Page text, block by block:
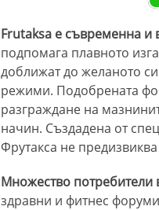
Frutaksa е съвременна и
подпомага плавното
доближат до желаното
режими. Подобрената
разграждане на
начин. Създадена от
Фрутакса не
Множество потребители
здравни и фитнес